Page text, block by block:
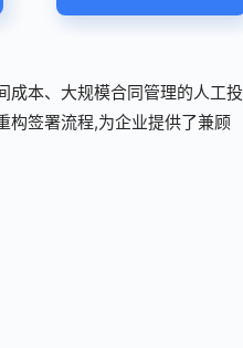
成本、大规模合同管理的人工投
构签署流程,为企业提供了兼顾